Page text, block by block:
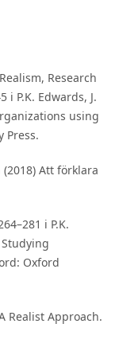
Research
i P.K. Edwards, J.
using
Press.
(2018) Att förklara
i P.K.
Studying
Oxford
Realist Approach.